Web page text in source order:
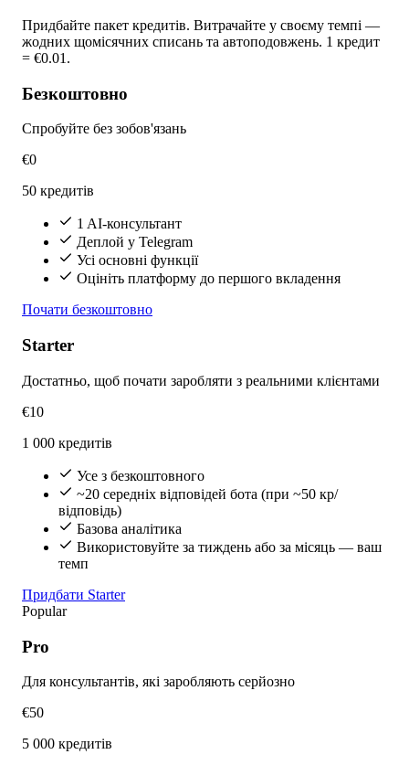
Придбайте пакет кредитів. Витрачайте у своєму темпі —
жодних щомісячних списань та автоподовжень. 1 кредит
= €0.01.
Безкоштовно
Спробуйте без зобов'язань
€0
50 кредитів
1 AI-консультант
Деплой у Telegram
Усі основні функції
Оцініть платформу до першого вкладення
Почати безкоштовно
Starter
Достатньо, щоб почати заробляти з реальними клієнтами
€10
1 000 кредитів
Усе з безкоштовного
~20 середніх відповідей бота (при ~50 кр/
відповідь)
Базова аналітика
Використовуйте за тиждень або за місяць — ваш
темп
Придбати Starter
Popular
Pro
Для консультантів, які заробляють серйозно
€50
5 000 кредитів